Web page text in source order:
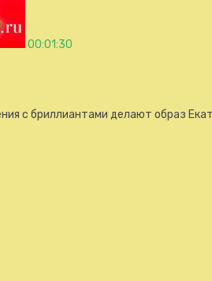
00:01:30
с бриллиантами делают образ